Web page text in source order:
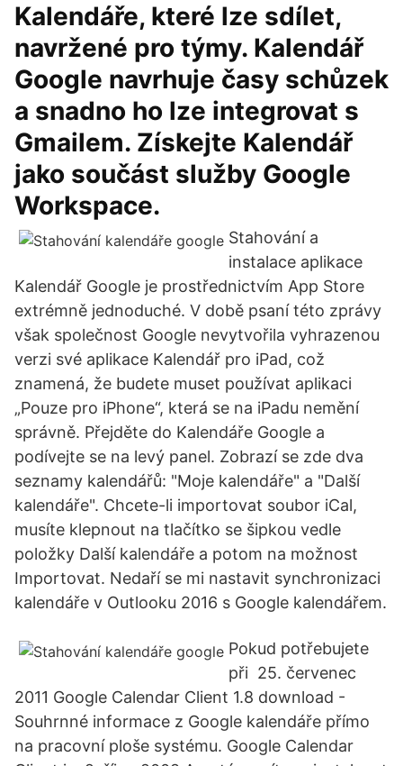
Kalendáře, které lze sdílet,
navržené pro týmy. Kalendář
Google navrhuje časy schůzek
a snadno ho lze integrovat s
Gmailem. Získejte Kalendář
jako součást služby Google
Workspace.
Stahování a
instalace aplikace
Kalendář Google je prostřednictvím App Store
extrémně jednoduché. V době psaní této zprávy
však společnost Google nevytvořila vyhrazenou
verzi své aplikace Kalendář pro iPad, což
znamená, že budete muset používat aplikaci
„Pouze pro iPhone“, která se na iPadu nemění
správně. Přejděte do Kalendáře Google a
podívejte se na levý panel. Zobrazí se zde dva
seznamy kalendářů: "Moje kalendáře" a "Další
kalendáře". Chcete-li importovat soubor iCal,
musíte klepnout na tlačítko se šipkou vedle
položky Další kalendáře a potom na možnost
Importovat. Nedaří se mi nastavit synchronizaci
kalendáře v Outlooku 2016 s Google kalendářem.
Pokud potřebujete
při 25. červenec
2011 Google Calendar Client 1.8 download -
Souhrnné informace z Google kalendáře přímo
na pracovní ploše systému. Google Calendar